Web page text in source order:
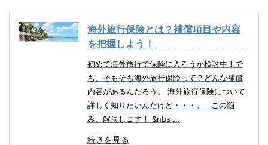
海外旅行保険とは？補償項目や内容
を把握しよう！
初めて海外旅行で保険に入ろうか検討中！で
も、そもそも海外旅行保険って？どんな補償
内容があるんだろう。 海外旅行保険について
詳しく知りたいんだけど・・・。 この悩
み、解決します！ &nbs ...
続きを見る